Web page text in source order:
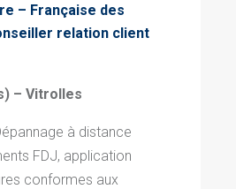
– Française des
relation client
– Vitrolles
à distance
FDJ, application
conformes aux